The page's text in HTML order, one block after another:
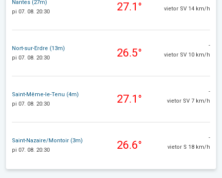
Nantes (27m)
pi 07. 08. 20:30
27.1°
vietor SV 14 km/h
Nort-sur-Erdre (13m)
pi 07. 08. 20:30
26.5°
-
vietor SV 10 km/h
Saint-Même-le-Tenu (4m)
pi 07. 08. 20:30
27.1°
-
vietor SV 7 km/h
Saint-Nazaire/Montoir (3m)
pi 07. 08. 20:30
26.6°
-
vietor S 18 km/h